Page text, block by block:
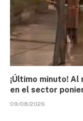
¡Último minuto!
en el sector
09/08/2026